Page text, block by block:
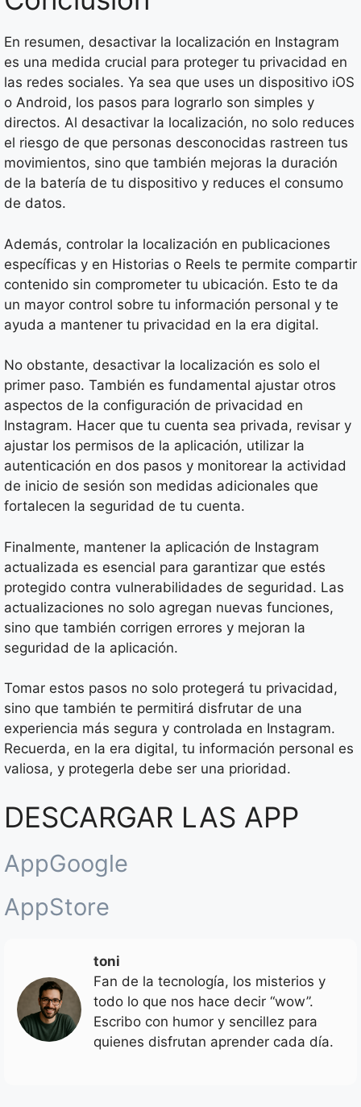
En resumen, desactivar la localización en Instagram
es una medida crucial para proteger tu privacidad en
las redes sociales. Ya sea que uses un dispositivo iOS
o Android, los pasos para lograrlo son simples y
directos. Al desactivar la localización, no solo reduces
el riesgo de que personas desconocidas rastreen tus
movimientos, sino que también mejoras la duración
de la batería de tu dispositivo y reduces el consumo
de datos.
Además, controlar la localización en publicaciones
específicas y en Historias o Reels te permite compartir
contenido sin comprometer tu ubicación. Esto te da
un mayor control sobre tu información personal y te
ayuda a mantener tu privacidad en la era digital.
No obstante, desactivar la localización es solo el
primer paso. También es fundamental ajustar otros
aspectos de la configuración de privacidad en
Instagram. Hacer que tu cuenta sea privada, revisar y
ajustar los permisos de la aplicación, utilizar la
autenticación en dos pasos y monitorear la actividad
de inicio de sesión son medidas adicionales que
fortalecen la seguridad de tu cuenta.
Finalmente, mantener la aplicación de Instagram
actualizada es esencial para garantizar que estés
protegido contra vulnerabilidades de seguridad. Las
actualizaciones no solo agregan nuevas funciones,
sino que también corrigen errores y mejoran la
seguridad de la aplicación.
Tomar estos pasos no solo protegerá tu privacidad,
sino que también te permitirá disfrutar de una
experiencia más segura y controlada en Instagram.
Recuerda, en la era digital, tu información personal es
valiosa, y protegerla debe ser una prioridad.
DESCARGAR LAS APP
AppGoogle
AppStore
toni
Fan de la tecnología, los misterios y
todo lo que nos hace decir “wow”.
Escribo con humor y sencillez para
quienes disfrutan aprender cada día.